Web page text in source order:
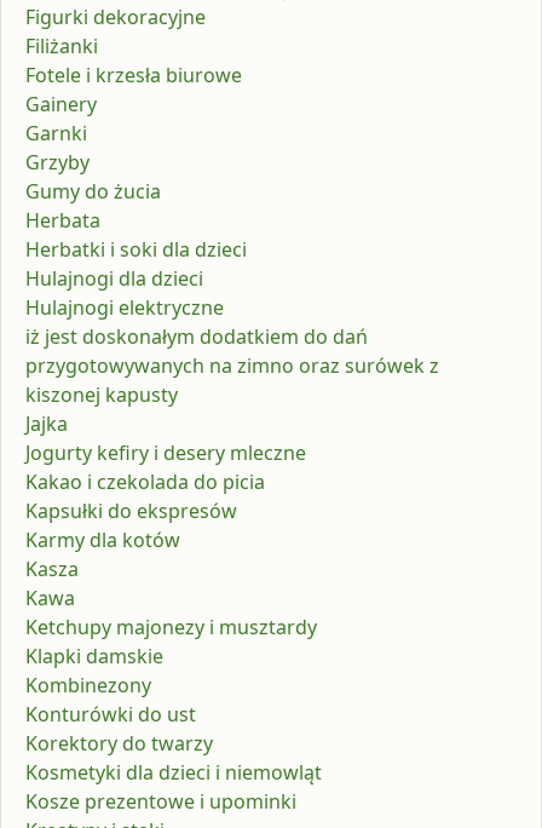
Figurki dekoracyjne
Filiżanki
Fotele i krzesła biurowe
Gainery
Garnki
Grzyby
Gumy do żucia
Herbata
Herbatki i soki dla dzieci
Hulajnogi dla dzieci
Hulajnogi elektryczne
iż jest doskonałym dodatkiem do dań
przygotowywanych na zimno oraz surówek z
kiszonej kapusty
Jajka
Jogurty kefiry i desery mleczne
Kakao i czekolada do picia
Kapsułki do ekspresów
Karmy dla kotów
Kasza
Kawa
Ketchupy majonezy i musztardy
Klapki damskie
Kombinezony
Konturówki do ust
Korektory do twarzy
Kosmetyki dla dzieci i niemowląt
Kosze prezentowe i upominki